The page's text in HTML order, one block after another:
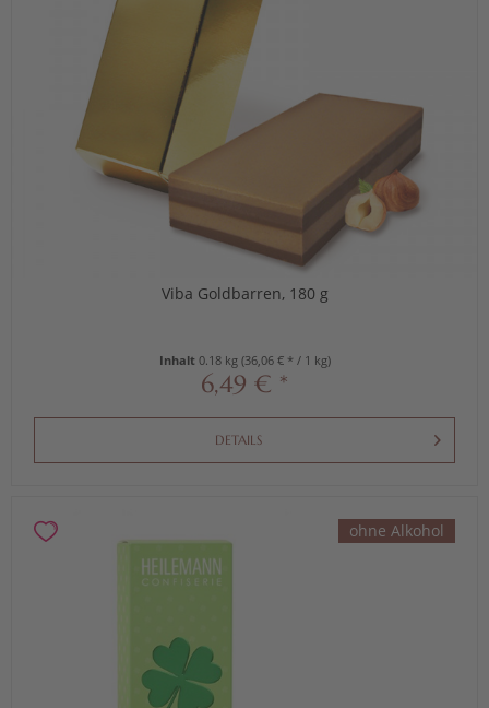
Viba Goldbarren, 180 g
Inhalt 0.18 kg (36,06 € * / 1 kg)
6,49 € *
DETAILS
ohne Alkohol